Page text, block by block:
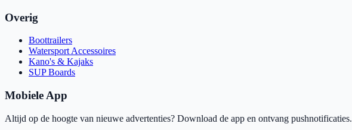
Overig
Boottrailers
Watersport Accessoires
Kano's & Kajaks
SUP Boards
Mobiele App
Altijd op de hoogte van nieuwe advertenties? Download de app en ontvang pushnotificaties.